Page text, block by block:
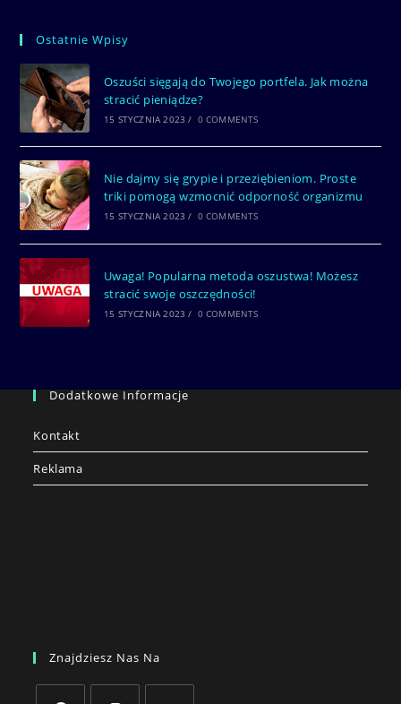
Ostatnie Wpisy
Oszuści sięgają do Twojego portfela. Jak można
stracić pieniądze?
15 STYCZNIA 2023 / 0 COMMENTS
Nie dajmy się grypie i przeziębieniom. Proste
triki pomogą wzmocnić odporność organizmu
15 STYCZNIA 2023 / 0 COMMENTS
Uwaga! Popularna metoda oszustwa! Możesz
stracić swoje oszczędności!
15 STYCZNIA 2023 / 0 COMMENTS
Dodatkowe Informacje
Kontakt
Reklama
Znajdziesz Nas Na